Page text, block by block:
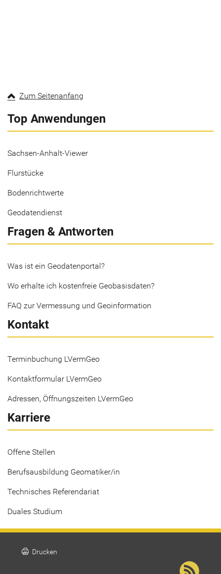
Zum Seitenanfang
Top Anwendungen
Sachsen-Anhalt-Viewer
Flurstücke
Bodenrichtwerte
Geodatendienst
Fragen & Antworten
Was ist ein Geodatenportal?
Wo erhalte ich kostenfreie Geobasisdaten?
FAQ zur Vermessung und Geoinformation
Kontakt
Terminbuchung LVermGeo
Kontaktformular LVermGeo
Adressen, Öffnungszeiten LVermGeo
Karriere
Offene Stellen
Berufsausbildung Geomatiker/in
Technisches Referendariat
Duales Studium
print Drucken